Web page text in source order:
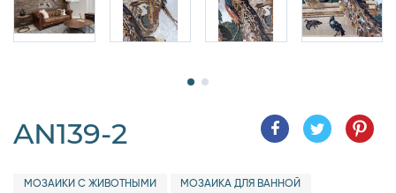
AN139-2
МОЗАИКИ С ЖИВОТНЫМИ МОЗАИКА ДЛЯ ВАННОЙ